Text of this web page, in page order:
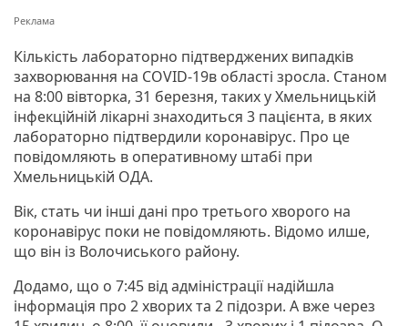
Кількість лабораторно підтверджених випадків
захворювання на СOVID-19в області зросла. Станом
на 8:00 вівторка, 31 березня, таких у Хмельницькій
інфекційній лікарні знаходиться 3 пацієнта, в яких
лабораторно підтвердили коронавірус. Про це
повідомляють в оперативному штабі при
Хмельницькій ОДА.
Вік, стать чи інші дані про третього хворого на
коронавірус поки не повідомляють. Відомо илше,
що він із Волочиського району.
Додамо, що о 7:45 від адміністрації надійшла
інформація про 2 хворих та 2 підозри. А вже через